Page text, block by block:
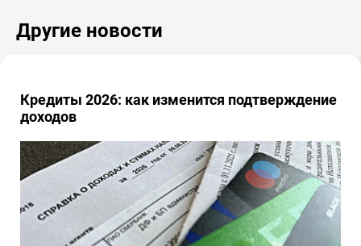
Другие новости
Кредиты 2026: как изменится подтверждение
доходов